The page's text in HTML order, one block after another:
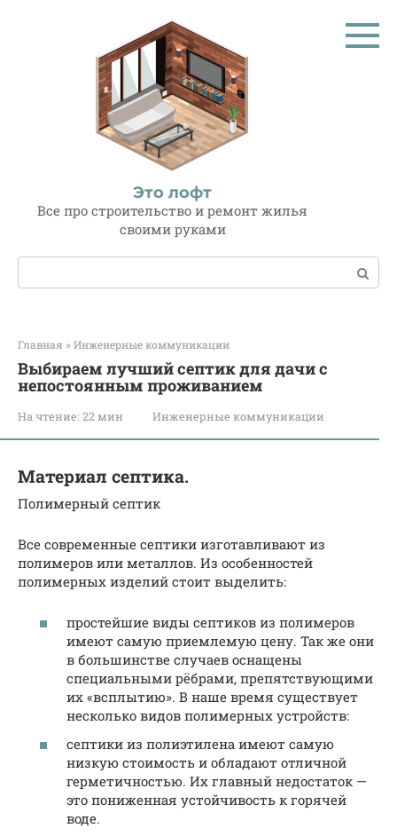
Это лофт
Все про строительство и ремонт жилья
своими руками
Поиск:
Главная » Инженерные коммуникации
Выбираем лучший септик для дачи с
непостоянным проживанием
На чтение: 22 мин Инженерные коммуникации
Материал септика.
Полимерный септик
Все современные септики изготавливают из
полимеров или металлов. Из особенностей
полимерных изделий стоит выделить:
простейшие виды септиков из полимеров
имеют самую приемлемую цену. Так же они
в большинстве случаев оснащены
специальными рёбрами, препятствующими
их «всплытию». В наше время существует
несколько видов полимерных устройств:
септики из полиэтилена имеют самую
низкую стоимость и обладают отличной
герметичностью. Их главный недостаток —
это пониженная устойчивость к горячей
воде.